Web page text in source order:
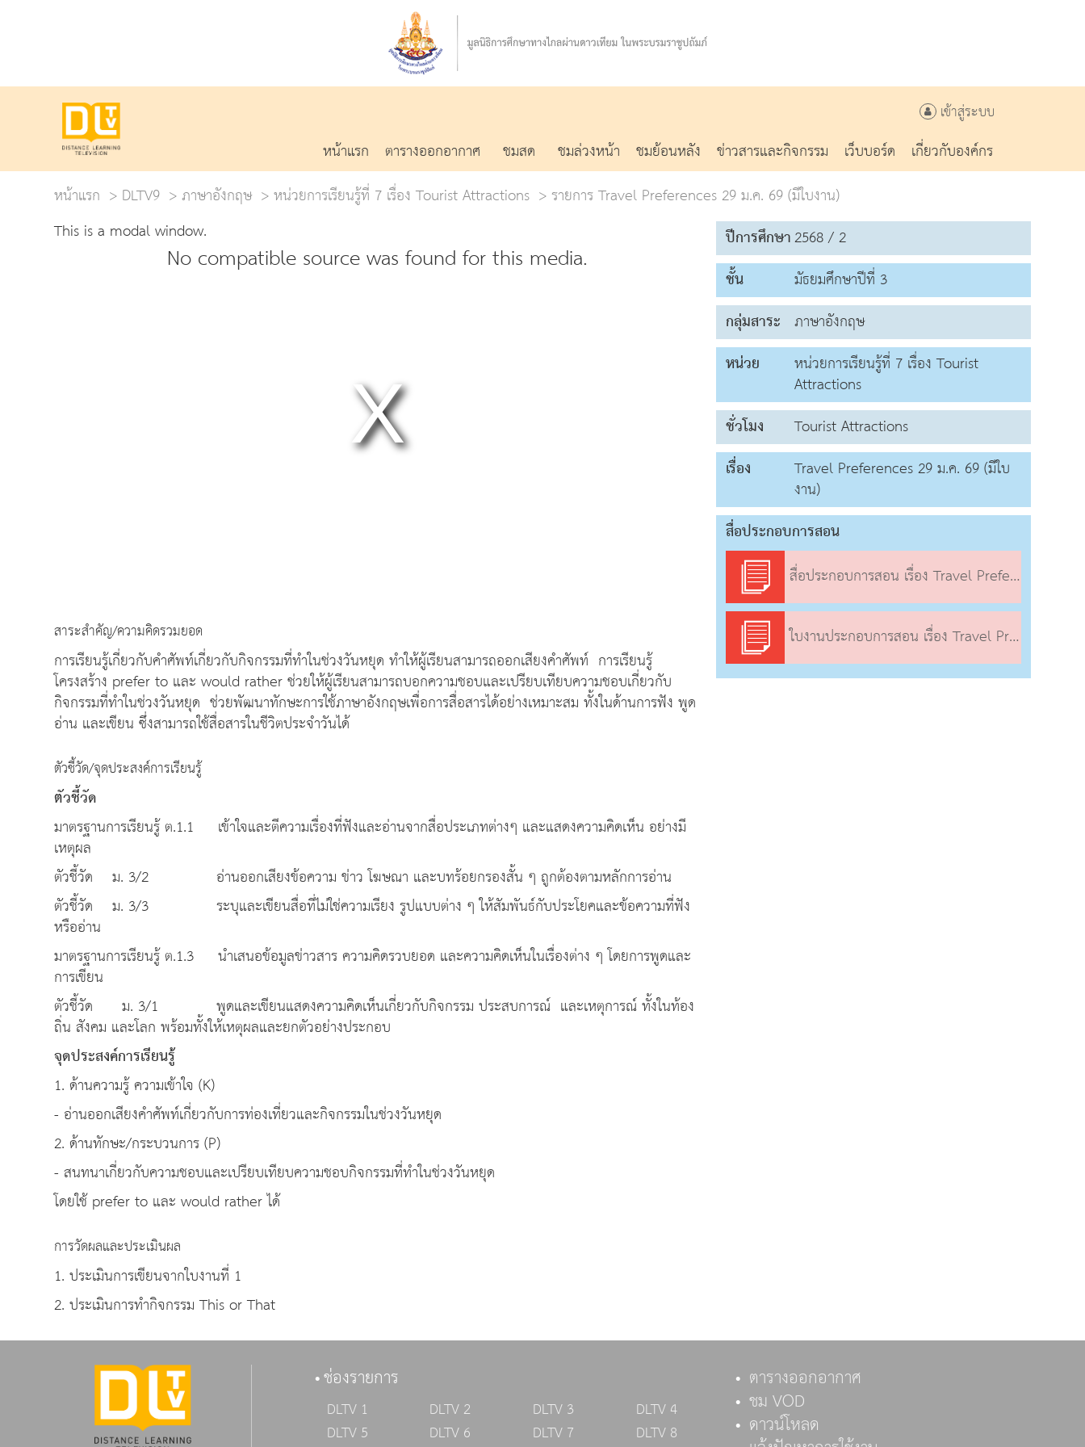
เข้าสู่ระบบ
หน้าแรก ตารางออกอากาศ ชมสด ชมล่วงหน้า ชมย้อนหลัง ข่าวสารและกิจกรรม เว็บบอร์ด
เกี่ยวกับองค์กร
หน้าแรก
DLTV9 ภาษาอังกฤษ หน่วยการเรียนรู้ที่ 7 เรื่อง Tourist Attractions
รายการ Travel Preferences 29 ม.ค. 69 (มีใบงาน)
This is a modal window.
No compatible source was found for this media.
สาระสำคัญ/ความคิดรวมยอด
การเรียนรู้เกี่ยวกับคำศัพท์เกี่ยวกับกิจกรรมที่ทำในช่วงวันหยุด ทำให้ผู้เรียนสามารถออกเสียงคำศัพท์ การเรียนรู้
โครงสร้าง prefer to และ would rather ช่วยให้ผู้เรียนสามารถบอกความชอบและเปรียบเทียบความชอบเกี่ยวกับ
กิจกรรมที่ทำในช่วงวันหยุด ช่วยพัฒนาทักษะการใช้ภาษาอังกฤษเพื่อการสื่อสารได้อย่างเหมาะสม ทั้งในด้านการฟัง พูด
อ่าน และเขียน ซึ่งสามารถใช้สื่อสารในชีวิตประจำวันได้
ตัวชี้วัด/จุดประสงค์การเรียนรู้
ตัวชี้วัด
มาตรฐานการเรียนรู้ ต.1.1 เข้าใจและตีความเรื่องที่ฟังและอ่านจากสื่อประเภทต่างๆ และแสดงความคิดเห็น อย่างมี
เหตุผล
ตัวชี้วัด ม. 3/2 อ่านออกเสียงข้อความ ข่าว โฆษณา และบทร้อยกรองสั้น ๆ ถูกต้องตามหลักการอ่าน
ตัวชี้วัด ม. 3/3 ระบุและเขียนสื่อที่ไม่ใช่ความเรียง รูปแบบต่าง ๆ ให้สัมพันธ์กับประโยคและข้อความที่ฟัง
หรืออ่าน
มาตรฐานการเรียนรู้ ต.1.3 นำเสนอข้อมูลข่าวสาร ความคิดรวบยอด และความคิดเห็นในเรื่องต่าง ๆ โดยการพูดและ
การเขียน
ตัวชี้วัด ม. 3/1 พูดและเขียนแสดงความคิดเห็นเกี่ยวกับกิจกรรม ประสบการณ์ และเหตุการณ์ ทั้งในท้อง
ถิ่น สังคม และโลก พร้อมทั้งให้เหตุผลและยกตัวอย่างประกอบ
จุดประสงค์การเรียนรู้
1. ด้านความรู้ ความเข้าใจ (K)
- อ่านออกเสียงคำศัพท์เกี่ยวกับการท่องเที่ยวและกิจกรรมในช่วงวันหยุด
2. ด้านทักษะ/กระบวนการ (P)
- สนทนาเกี่ยวกับความชอบและเปรียบเทียบความชอบกิจกรรมที่ทำในช่วงวันหยุด
โดยใช้ prefer to และ would rather ได้
การวัดผลและประเมินผล
1. ประเมินการเขียนจากใบงานที่ 1
2. ประเมินการทำกิจกรรม This or That
ปีการศึกษา2568 / 2
ชั้น
มัธยมศึกษาปีที่ 3
กลุ่มสาระ ภาษาอังกฤษ
หน่วย
หน่วยการเรียนรู้ที่ 7 เรื่อง Tourist
Attractions
ชั่วโมง
Tourist Attractions
เรื่อง
Travel Preferences 29 ม.ค. 69 (มีใบ
งาน)
สื่อประกอบการสอน
สื่อประกอบการสอน เรื่อง Travel Preferences
ใบงานประกอบการสอน เรื่อง Travel Preferences
ช่องรายการ
DLTV 1 DLTV 2 DLTV 3
DLTV 4
DLTV 5
DLTV 6 DLTV 7
DLTV 8
ตารางออกอากาศ
ชม VOD
ดาวน์โหลด